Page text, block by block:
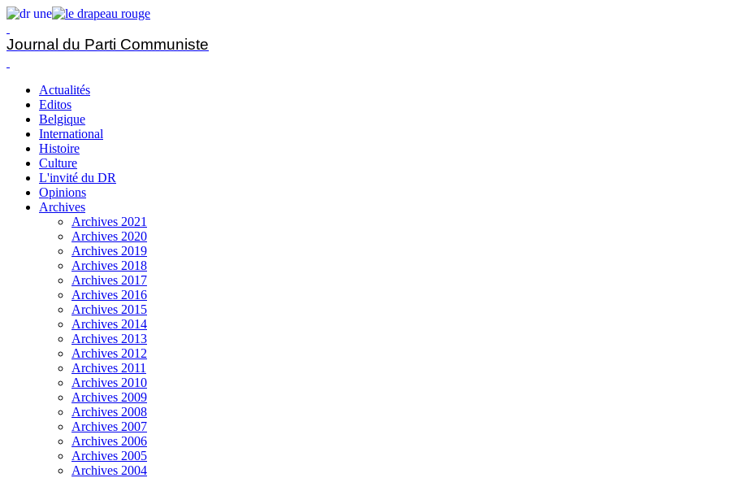
Journal du Parti Communiste
Actualités
Editos
Belgique
International
Histoire
Culture
L'invité du DR
Opinions
Archives
Archives 2021
Archives 2020
Archives 2019
Archives 2018
Archives 2017
Archives 2016
Archives 2015
Archives 2014
Archives 2013
Archives 2012
Archives 2011
Archives 2010
Archives 2009
Archives 2008
Archives 2007
Archives 2006
Archives 2005
Archives 2004